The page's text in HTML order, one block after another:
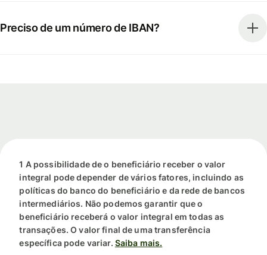
Preciso de um número de IBAN?
1 A possibilidade de o beneficiário receber o valor
integral pode depender de vários fatores, incluindo as
políticas do banco do beneficiário e da rede de bancos
intermediários. Não podemos garantir que o
beneficiário receberá o valor integral em todas as
transações. O valor final de uma transferência
específica pode variar. Saiba mais.